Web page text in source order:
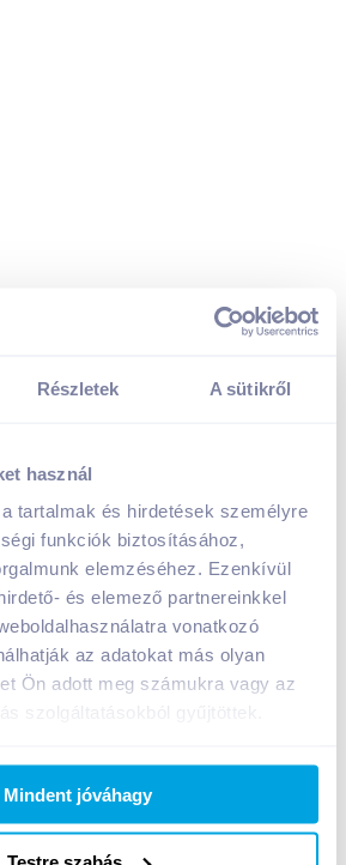
Részletek A sütikről
használ
tartalmak és hirdetések személyre
funkciók biztosításához,
elemzéséhez. Ezenkívül
és elemező partnereinkkel
vonatkozó
az adatokat más olyan
Ön adott meg számukra vagy az
Mindent jóváhagy
849Ft / db
Egységár: 849Ft /
liter
ár:
KosárbaKosárba
Értesíts, ha olcsóbb!